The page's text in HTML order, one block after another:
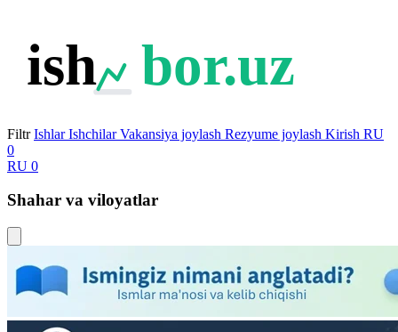
ish bor.uz
Filtr Ishlar Ishchilar Vakansiya joylash Rezyume joylash Kirish RU
0
RU 0
Shahar va viloyatlar